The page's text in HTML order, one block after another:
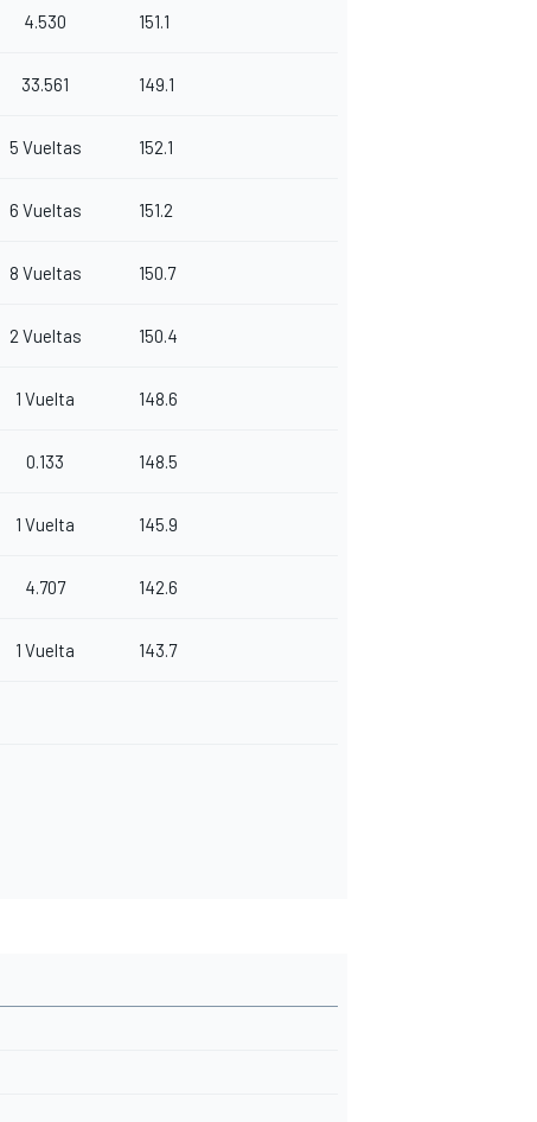
4.530 151.1
33.561 149.1
5 Vueltas 152.1
6 Vueltas 151.2
8 Vueltas 150.7
2 Vueltas 150.4
1 Vuelta 148.6
0.133 148.5
1 Vuelta 145.9
4.707 142.6
1 Vuelta 143.7